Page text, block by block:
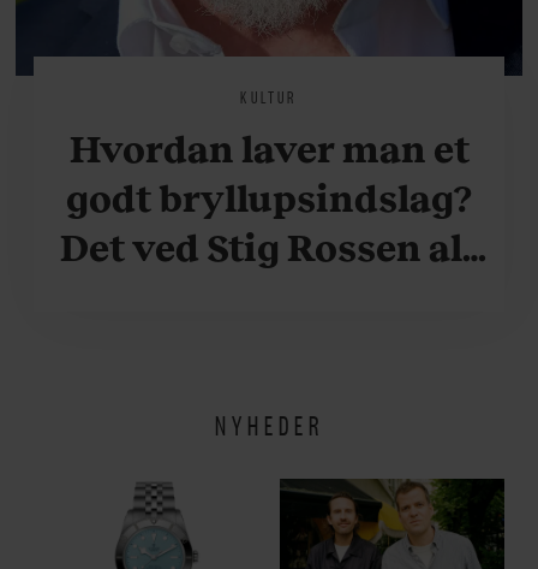
KULTUR
Hvordan laver man et
godt bryllupsindslag?
Det ved Stig Rossen alt
NYHEDER